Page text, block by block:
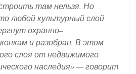
там нельзя. Но
любой культурный слой
охранно–
и разобран. В этом
слоя от недвижимого
наследия» — говорит